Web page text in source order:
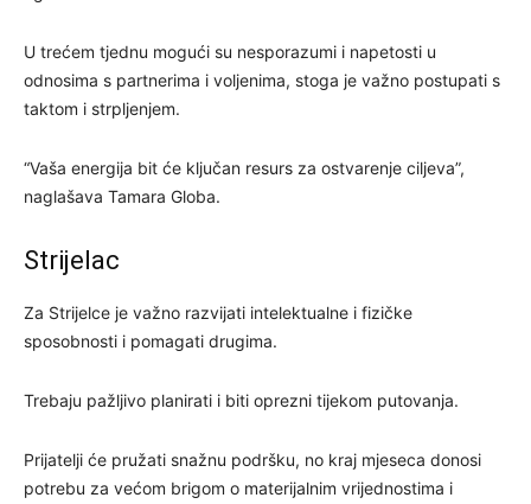
U trećem tjednu mogući su nesporazumi i napetosti u
odnosima s partnerima i voljenima, stoga je važno postupati s
taktom i strpljenjem.
“Vaša energija bit će ključan resurs za ostvarenje ciljeva”,
naglašava Tamara Globa.
Strijelac
Za Strijelce je važno razvijati intelektualne i fizičke
sposobnosti i pomagati drugima.
Trebaju pažljivo planirati i biti oprezni tijekom putovanja.
Prijatelji će pružati snažnu podršku, no kraj mjeseca donosi
potrebu za većom brigom o materijalnim vrijednostima i